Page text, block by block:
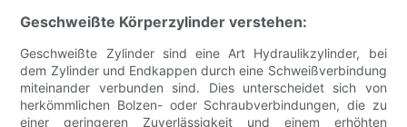
Geschweißte Körperzylinder verstehen:
Geschweißte Zylinder sind eine Art Hydraulikzylinder, bei
dem Zylinder und Endkappen durch eine Schweißverbindung
miteinander verbunden sind. Dies unterscheidet sich von
herkömmlichen Bolzen- oder Schraubverbindungen, die zu
einer geringeren Zuverlässigkeit und einem erhöhten